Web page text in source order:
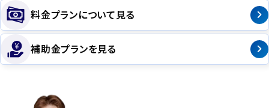
料金プランについて見る
補助金プランを見る